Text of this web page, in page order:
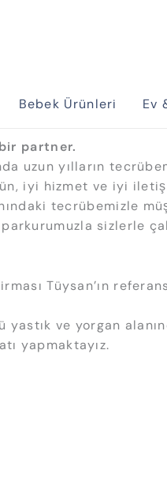
Bebek Ürünleri Ev
partner.
uzun yılların
iyi hizmet ve iyi
tecrübemizle
sizlerle
Tüysan’ın
ve yorgan
yapmaktayız.